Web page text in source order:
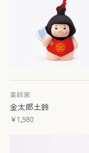
薬師窯
金太郎土鈴
¥1,980